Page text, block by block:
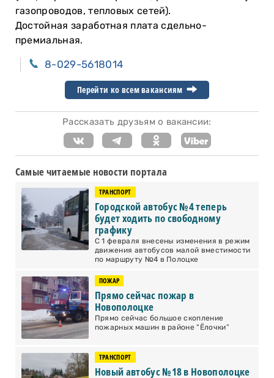
газопроводов, тепловых сетей).
Достойная заработная плата сдельно-
премиальная.
8-029-5618014
Перейти ко всем вакансиям
Рассказать друзьям о вакансии:
Самые читаемые новости портала
ТРАНСПОРТ
Городской автобус №4 теперь
будет ходить по свободному
графику
С 1 февраля внесены изменения в режим
движения автобусов малой вместимости
по маршруту №4 в Полоцке
ПОЖАР
Прямо сейчас пожар в
Новополоцке
Прямо сейчас большое скопление
пожарных машин в районе “Ёлочки”
ТРАНСПОРТ
Новый автобус №18 в Новополоцке